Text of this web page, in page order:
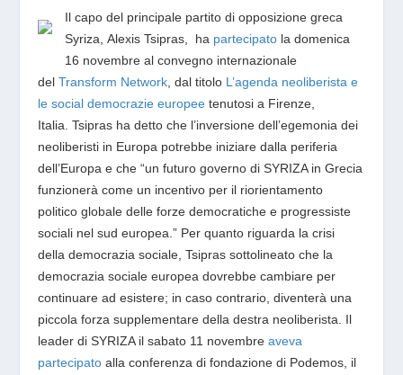
Il capo del principale partito di opposizione greca
Syriza, Alexis Tsipras, ha partecipato la domenica
16 novembre al convegno internazionale
delTransform Network , dal titolo L’agenda neoliberista e
le social democrazie europee tenutosia Firenze,
Italia. Tsipras ha detto che l’inversione dell’egemonia dei
neoliberisti in Europa potrebbe iniziare dalla periferia
dell’Europa e che “un futuro governo di SYRIZA in Grecia
funzionerà come un incentivo per il riorientamento
politico globale delle forze democratiche e progressiste
sociali nel sud europea.” Per quanto riguarda la crisi
della democrazia sociale, Tsipras sottolineato che la
democrazia sociale europea dovrebbe cambiare per
continuare ad esistere; in caso contrario, diventerà una
piccola forza supplementare della destra neoliberista. Il
leader di SYRIZA il sabato 11 novembreaveva
partecipato alla conferenza di fondazione di Podemos, il